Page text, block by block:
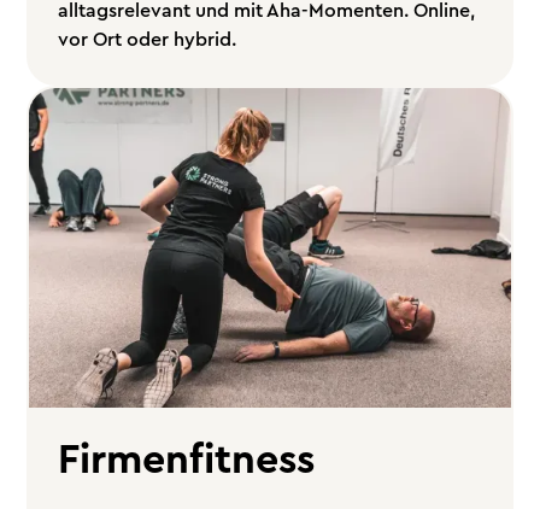
alltagsrelevant und mit Aha-Momenten. Online,
vor Ort oder hybrid.
Firmenfitness